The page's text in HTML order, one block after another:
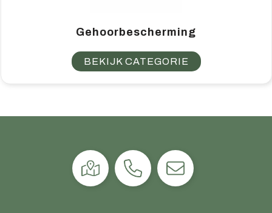
Gehoorbescherming
BEKIJK CATEGORIE